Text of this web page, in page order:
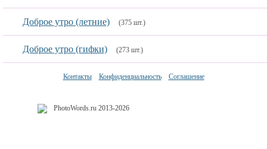
Доброе утро (летние) (375 шт.)
Доброе утро (гифки) (273 шт.)
Контакты Конфиденциальность Соглашение
PhotoWords.ru 2013-2026